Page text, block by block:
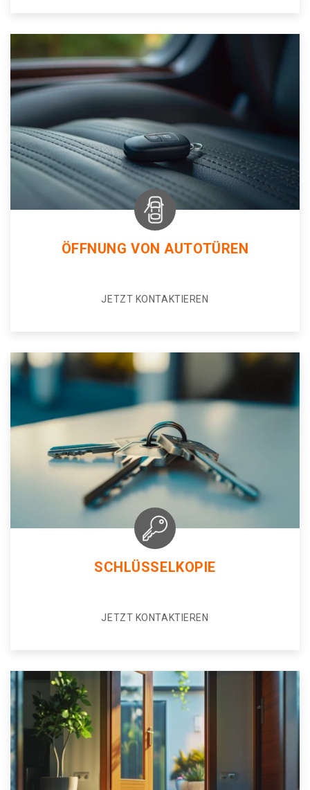
ÖFFNUNG VON AUTOTÜREN
JETZT KONTAKTIEREN
SCHLÜSSELKOPIE
JETZT KONTAKTIEREN